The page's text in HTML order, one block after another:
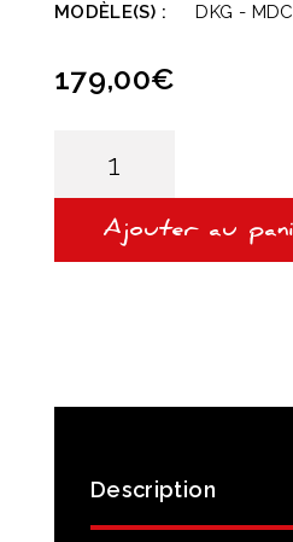
MODÈLE(S) :
DKG -
179,00€
VIDANGE
Ajouter au
Description